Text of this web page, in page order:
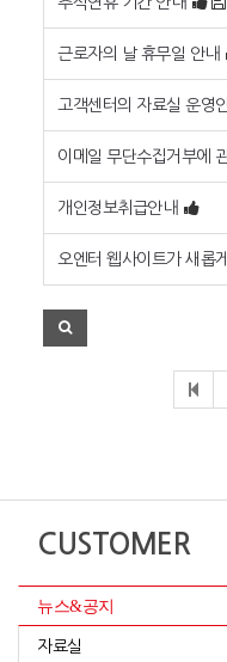
근로자의 날 휴무일 안내
고객센터의 자료실 운영
이메일 무단수집거부에
개인정보취급안내
오엔터 웹사이트가 새롭
CUSTOMER
뉴스&공지
자료실